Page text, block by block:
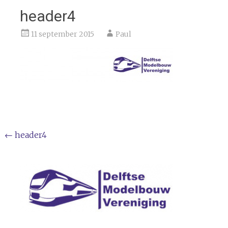
header4
11 september 2015 Paul
Bericht
← header4